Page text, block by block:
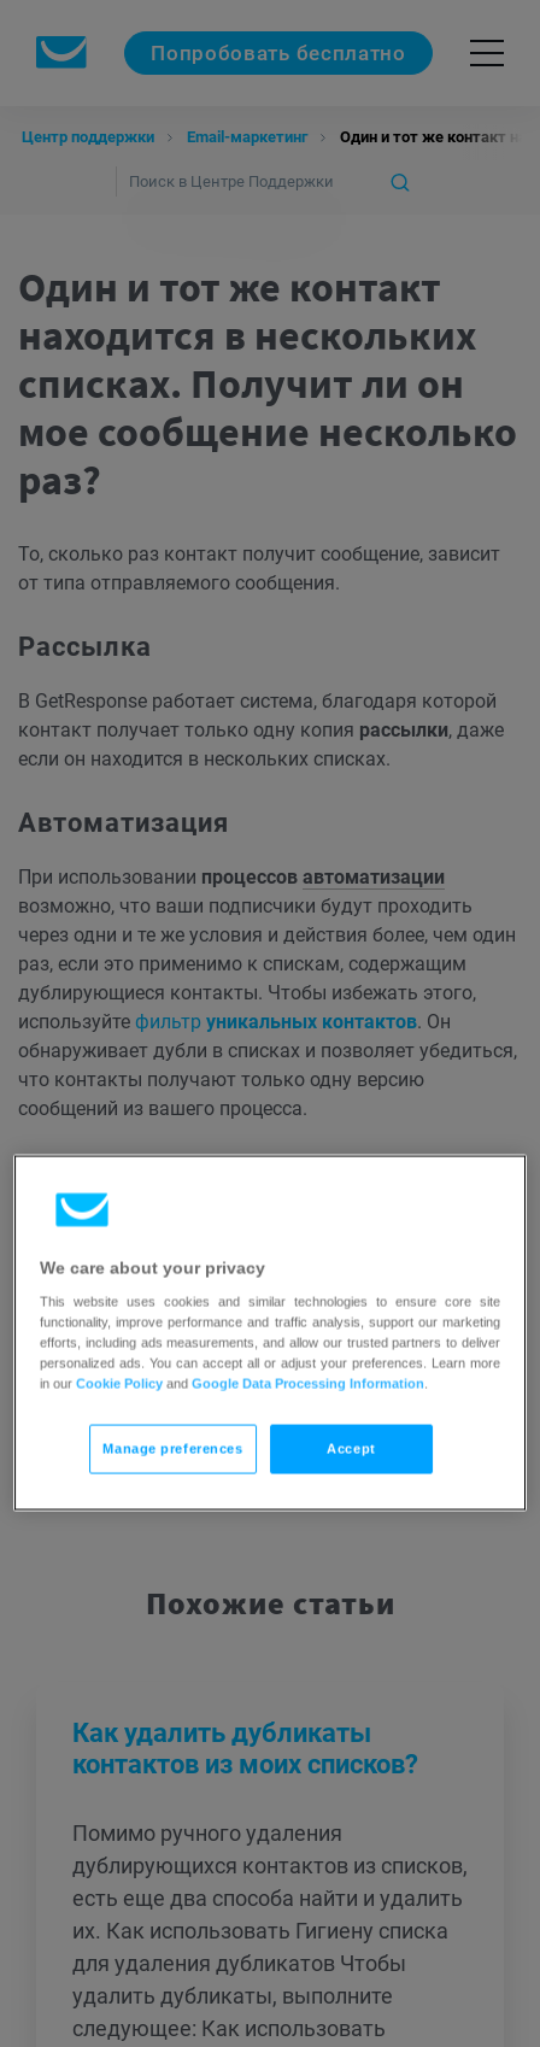
Попробовать бесплатно
Центр поддержки Email-маркетинг Один и тот же контакт
Один и тот же контакт
находится в нескольких
списках. Получит ли он
мое сообщение несколько
раз?
То, сколько раз контакт получит сообщение, зависит
от типа отправляемого сообщения.
Рассылка
В GetResponse работает система, благодаря которой
контакт получает только одну копия рассылки, даже
если он находится в нескольких списках.
Автоматизация
При использовании процессов автоматизации
возможно, что ваши подписчики будут проходить
через одни и те же условия и действия более, чем один
раз, если это применимо к спискам, содержащим
дублирующиеся контакты. Чтобы избежать этого,
используйте фильтр уникальных контактов. Он
обнаруживает дубли в списках и позволяет убедиться,
что контакты получают только одну версию
сообщений из вашего процесса.
Если одна и та же последовательность сообщений
автоответчика
есть в нескольких списках,
невозможно будет остановить получение нескольких
копий одного и того же сообщения контактом, если он
подписан на несколько из этих списков.
Похожие статьи
Как удалить дубликаты
контактов из моих списков?
Помимо ручного удаления
дублирующихся контактов из списков,
есть еще два способа найти и удалить
их. Как использовать Гигиену списка
для удаления дубликатов Чтобы
удалить дубликаты, выполните
следующее: Как использовать
We care about your privacy
This website uses cookies and similar technologies to ensure core site
functionality, improve performance and traffic analysis, support our marketing
efforts, including ads measurements, and allow our trusted partners to deliver
personalized ads. You can accept all or adjust your preferences. Learn more
in ourCookie Policy andGoogle Data Processing Information.
Manage preferences Accept